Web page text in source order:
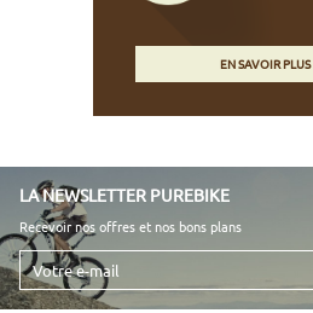
EN SAVOIR PLUS
LA NEWSLETTER PUREBIKE
Recevoir nos offres et nos bons plans
Votre
e-
mail